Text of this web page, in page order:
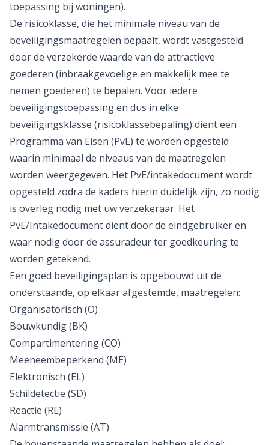
toepassing bij woningen).
De risicoklasse, die het minimale niveau van de
beveiligingsmaatregelen bepaalt, wordt vastgesteld
door de verzekerde waarde van de attractieve
goederen (inbraakgevoelige en makkelijk mee te
nemen goederen) te bepalen. Voor iedere
beveiligingstoepassing en dus in elke
beveiligingsklasse (risicoklassebepaling) dient een
Programma van Eisen (PvE) te worden opgesteld
waarin minimaal de niveaus van de maatregelen
worden weergegeven. Het PvE/intakedocument wordt
opgesteld zodra de kaders hierin duidelijk zijn, zo nodig
is overleg nodig met uw verzekeraar. Het
PvE/Intakedocument dient door de eindgebruiker en
waar nodig door de assuradeur ter goedkeuring te
worden getekend.
Een goed beveiligingsplan is opgebouwd uit de
onderstaande, op elkaar afgestemde, maatregelen:
Organisatorisch (O)
Bouwkundig (BK)
Compartimentering (CO)
Meeneembeperkend (ME)
Elektronisch (EL)
Schildetectie (SD)
Reactie (RE)
Alarmtransmissie (AT)